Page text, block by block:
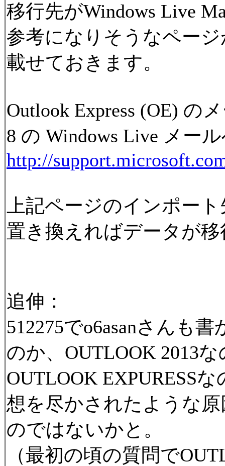
移行先がWindows Live
参考になりそうなペー
載せておきます。
Outlook Express (OE) の
8 の Windows Live メー
http://
上記ページのインポー
置き換えればデータが
追伸：
512275でo6asanさんも
のか、OUTLOOK 2013
OUTLOOK EXPURESS
想を尽かされたような
のではないかと。
（最初の頃の質問で